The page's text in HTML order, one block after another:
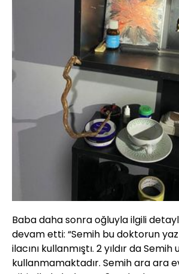
Baba daha sonra oğluyla ilgili
devam etti: “Semih bu doktorun
ilacını kullanmıştı. 2 yıldır da Semih
kullanmamaktadır. Semih ara ara